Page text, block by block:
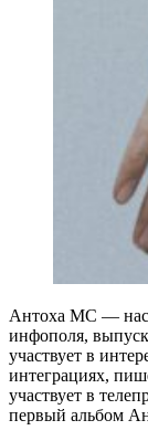
Антоха МС —
инфополя,
участвует в
интеграциях,
участвует в
первый альбом